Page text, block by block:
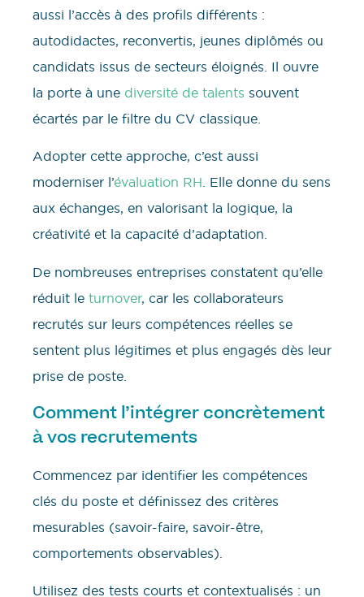
aussi l’accès à des profils différents :
autodidactes, reconvertis, jeunes diplômés ou
candidats issus de secteurs éloignés. Il ouvre
la porte à une diversité de talents souvent
écartés par le filtre du CV classique.
Adopter cette approche, c’est aussi
moderniser l’évaluation RH. Elle donne du sens
aux échanges, en valorisant la logique, la
créativité et la capacité d’adaptation.
De nombreuses entreprises constatent qu’elle
réduit le turnover, car les collaborateurs
recrutés sur leurs compétences réelles se
sentent plus légitimes et plus engagés dès leur
prise de poste.
Comment l’intégrer concrètement
à vos recrutements
Commencez par identifier les compétences
clés du poste et définissez des critères
mesurables (savoir-faire, savoir-être,
comportements observables).
Utilisez des tests courts et contextualisés : un